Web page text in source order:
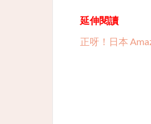
延伸閱讀
正呀！日本